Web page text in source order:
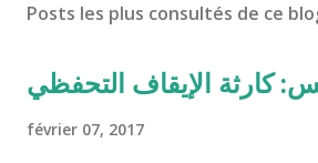
Posts les plus consultés de ce
كارثة الإيقاف التحفظي
février 07, 2017